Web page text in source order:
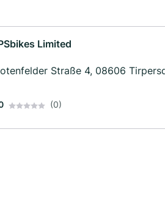
Limited
Straße 4, 08606
(0)